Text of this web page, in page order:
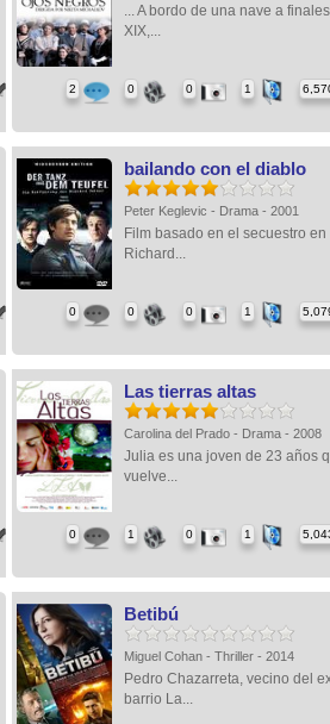
... A bordo de una nave a
XIX,...
2 0 0 1
bailando con el diablo
Peter Keglevic - Drama - 2001
Film basado en el secuestro en
Richard...
0 0 0 1
Las tierras altas
Carolina del Prado - Drama - 2008
Julia es una joven de 23 años
vuelve...
0 1 0 1
Betibú
Miguel Cohan - Thriller - 2014
Pedro Chazarreta, vecino del
barrio La...